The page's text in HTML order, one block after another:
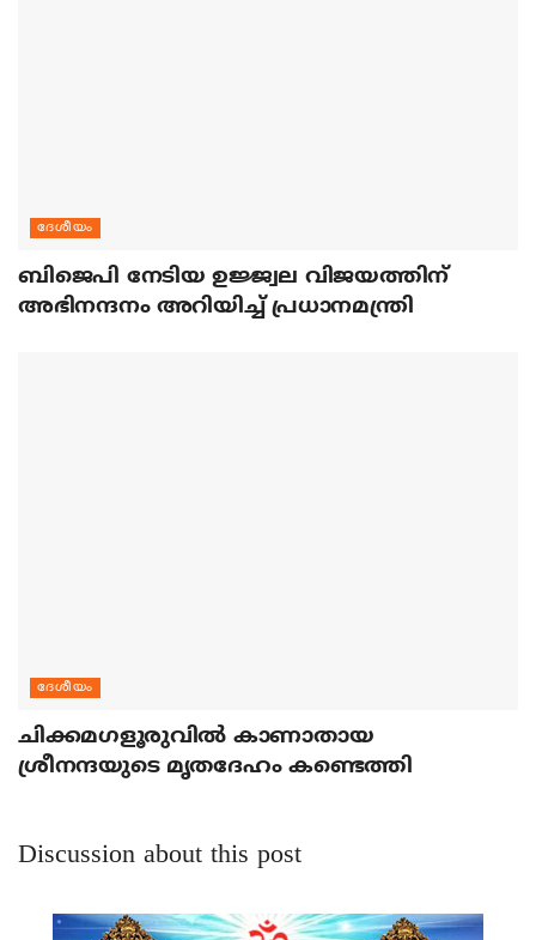
ദേശീയം
ബിജെപി നേടിയ ഉജ്ജ്വല വിജയത്തിന്
അഭിനന്ദനം അറിയിച്ച് പ്രധാനമന്ത്രി
ദേശീയം
ചിക്കമഗളൂരുവില്‍ കാണാതായ
ശ്രീനന്ദയുടെ മൃതദേഹം കണ്ടെത്തി
Discussion about this post